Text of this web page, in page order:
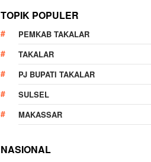
TOPIK POPULER
PEMKAB TAKALAR
TAKALAR
PJ BUPATI TAKALAR
SULSEL
MAKASSAR
NASIONAL